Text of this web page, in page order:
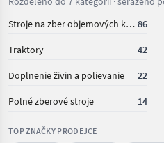
Stroje na zber objemových krmív 86
Traktory 42
Doplnenie živin a polievanie 22
Poľné zberové stroje 14
TOP ZNAČKY PRODEJCE